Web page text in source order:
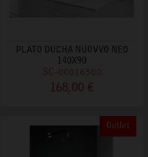
PLATO DUCHA NUOVVO NEO
140X90
SC-00016500
168,00 €
Outlet